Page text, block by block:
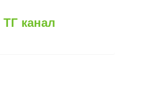
ТГ канал